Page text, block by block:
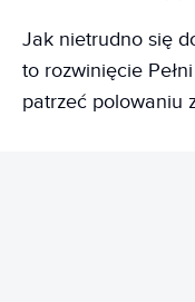
Jak nietrudno się
to rozwinięcie
patrzeć polowaniu